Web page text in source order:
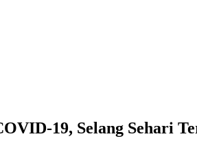
19, Selang Sehari